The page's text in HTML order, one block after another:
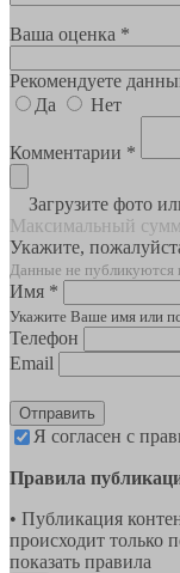
Ваша оценка *
Рекомендуете
Да
Нет
Комментарии *
Загрузите фото
Максимальный
Укажите,
Данные не публикуются
Имя *
Укажите Ваше имя или
Телефон
Email
Отправить
Я согласен с
Правила
• Публикация
происходит только
показать правила